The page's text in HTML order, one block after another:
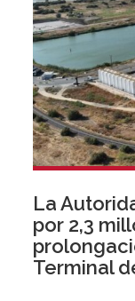
La
por 2,3
Terminal